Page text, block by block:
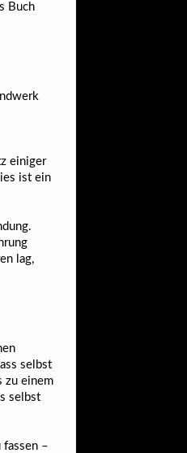
Buch
einiger
ist ein
lag,
selbst
zu einem
selbst
fassen –